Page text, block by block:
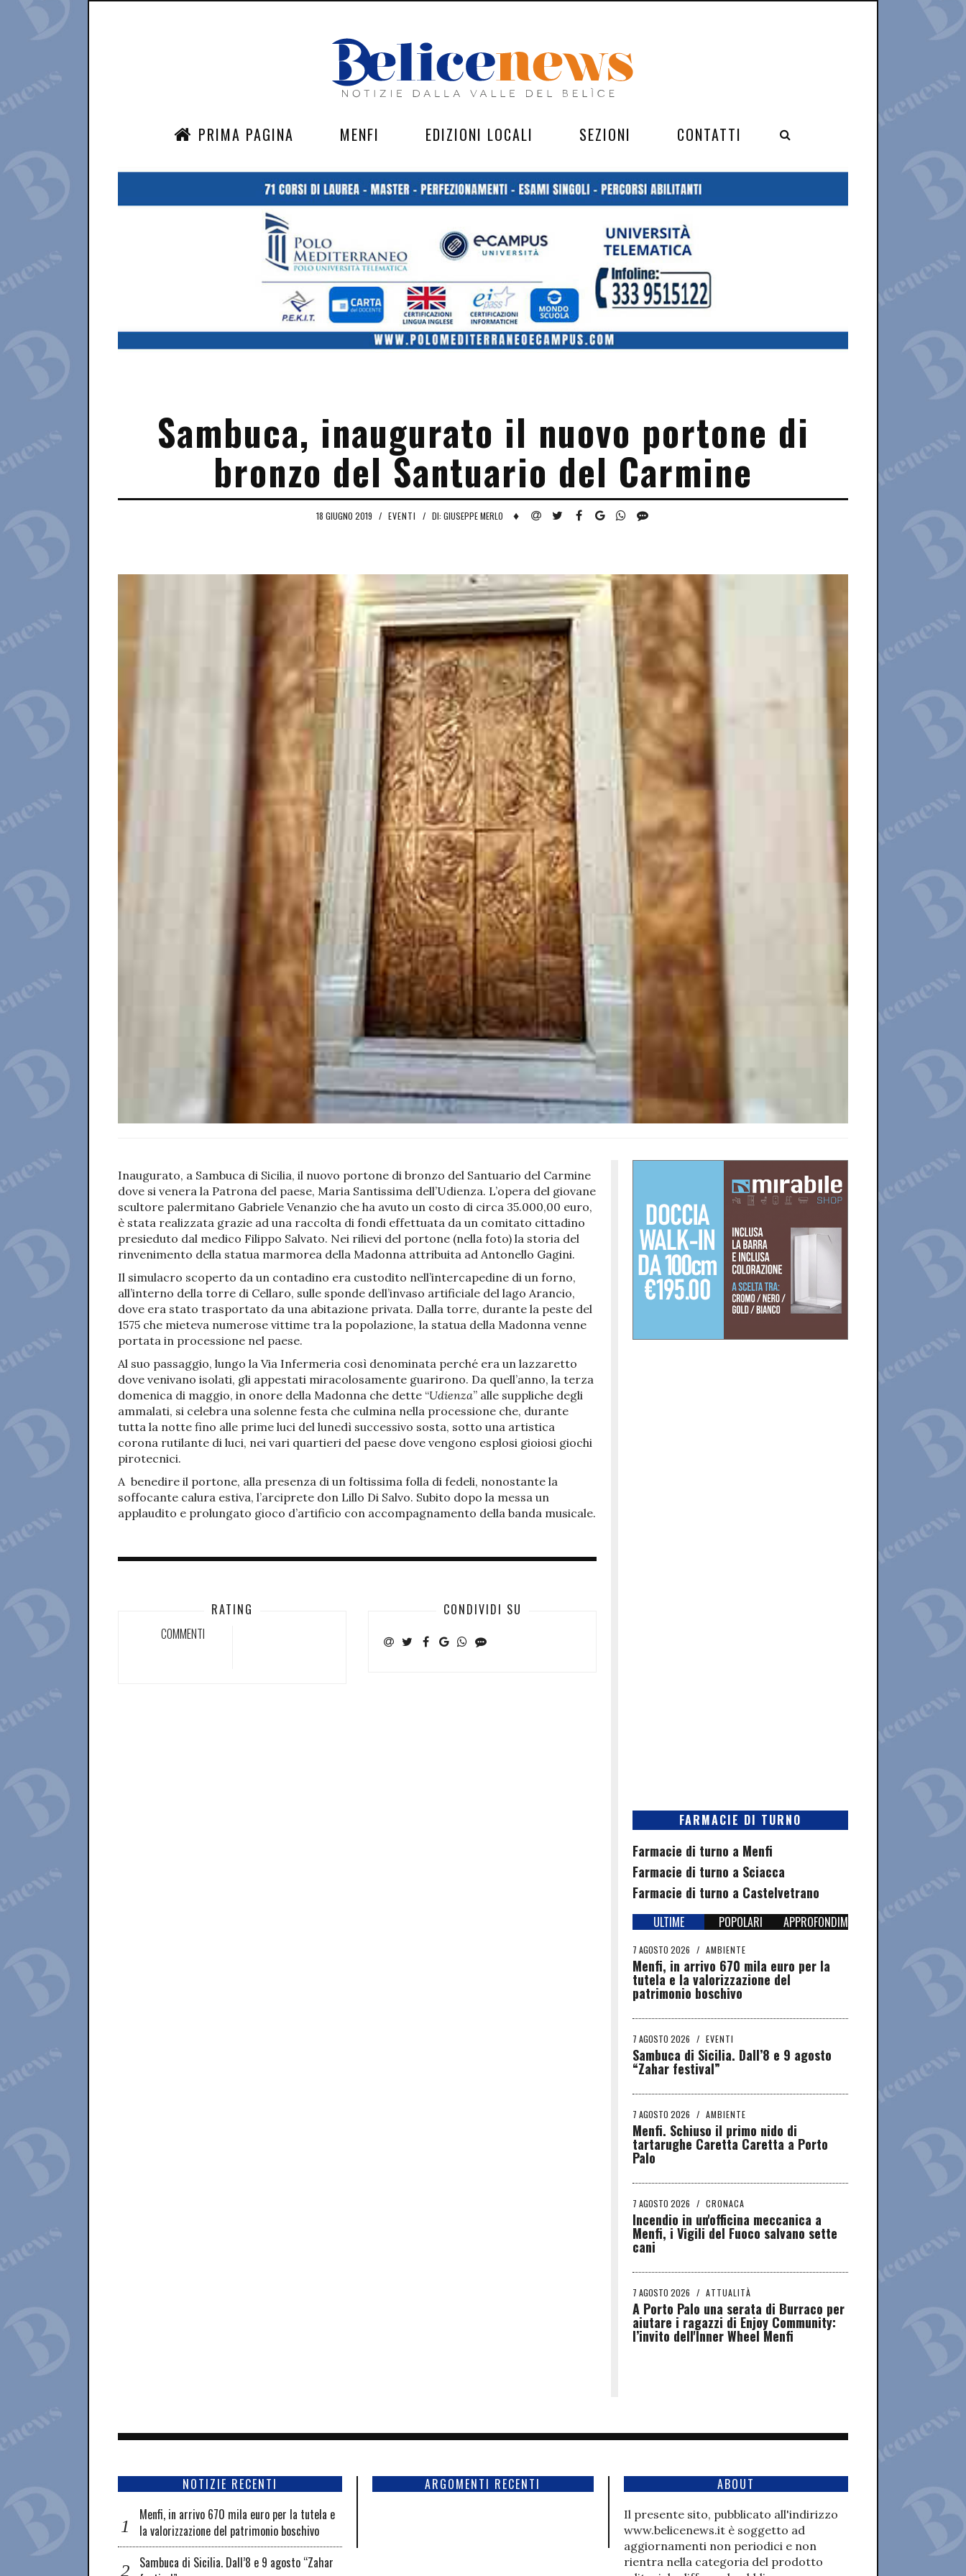
PRIMA PAGINA MENFI EDIZIONI LOCALI SEZIONI CONTATTI
Sambuca, inaugurato il nuovo portone di
bronzo del Santuario del Carmine
18 GIUGNO 2019 / EVENTI / DI: GIUSEPPE MERLO ♦
Inaugurato, a Sambuca di Sicilia, il nuovo portone di bronzo del Santuario del Carmine
dove si venera la Patrona del paese, Maria Santissima dell’Udienza. L’opera del giovane
scultore palermitano Gabriele Venanzio che ha avuto un costo di circa 35.000,00 euro,
è stata realizzata grazie ad una raccolta di fondi effettuata da un comitato cittadino
presieduto dal medico Filippo Salvato. Nei rilievi del portone (nella foto) la storia del
rinvenimento della statua marmorea della Madonna attribuita ad Antonello Gagini.
Il simulacro scoperto da un contadino era custodito nell’intercapedine di un forno,
all’interno della torre di Cellaro, sulle sponde dell’invaso artificiale del lago Arancio,
dove era stato trasportato da una abitazione privata. Dalla torre, durante la peste del
1575 che mieteva numerose vittime tra la popolazione, la statua della Madonna venne
portata in processione nel paese.
Al suo passaggio, lungo la Via Infermeria così denominata perché era un lazzaretto
dove venivano isolati, gli appestati miracolosamente guarirono. Da quell’anno, la terza
domenica di maggio, in onore della Madonna che dette “Udienza” alle suppliche degli
ammalati, si celebra una solenne festa che culmina nella processione che, durante
tutta la notte fino alle prime luci del lunedì successivo sosta, sotto una artistica
corona rutilante di luci, nei vari quartieri del paese dove vengono esplosi gioiosi giochi
pirotecnici.
A benedire il portone, alla presenza di un foltissima folla di fedeli, nonostante la
soffocante calura estiva, l’arciprete don Lillo Di Salvo. Subito dopo la messa un
applaudito e prolungato gioco d’artificio con accompagnamento della banda musicale.
RATING
COMMENTI
CONDIVIDI SU
FARMACIE DI TURNO
Farmacie di turno a Menfi
Farmacie di turno a Sciacca
Farmacie di turno a Castelvetrano
ULTIME POPOLARI APPROFONDIMENTI
7 AGOSTO 2026 / AMBIENTE
Menfi, in arrivo 670 mila euro per la
tutela e la valorizzazione del
patrimonio boschivo
7 AGOSTO 2026 / EVENTI
Sambuca di Sicilia. Dall’8 e 9 agosto
“Zahar festival”
7 AGOSTO 2026 / AMBIENTE
Menfi. Schiuso il primo nido di
tartarughe Caretta Caretta a Porto
Palo
7 AGOSTO 2026 / CRONACA
Incendio in un'officina meccanica a
Menfi, i Vigili del Fuoco salvano sette
cani
7 AGOSTO 2026 / ATTUALITÀ
A Porto Palo una serata di Burraco per
aiutare i ragazzi di Enjoy Community:
l’invito dell'Inner Wheel Menfi
NOTIZIE RECENTI
Menfi, in arrivo 670 mila euro per la tutela e
la valorizzazione del patrimonio boschivo
Sambuca di Sicilia. Dall’8 e 9 agosto “Zahar
ARGOMENTI RECENTI ABOUT
Il presente sito, pubblicato all'indirizzo
www.belicenews.it è soggetto ad
aggiornamenti non periodici e non
rientra nella categoria del prodotto